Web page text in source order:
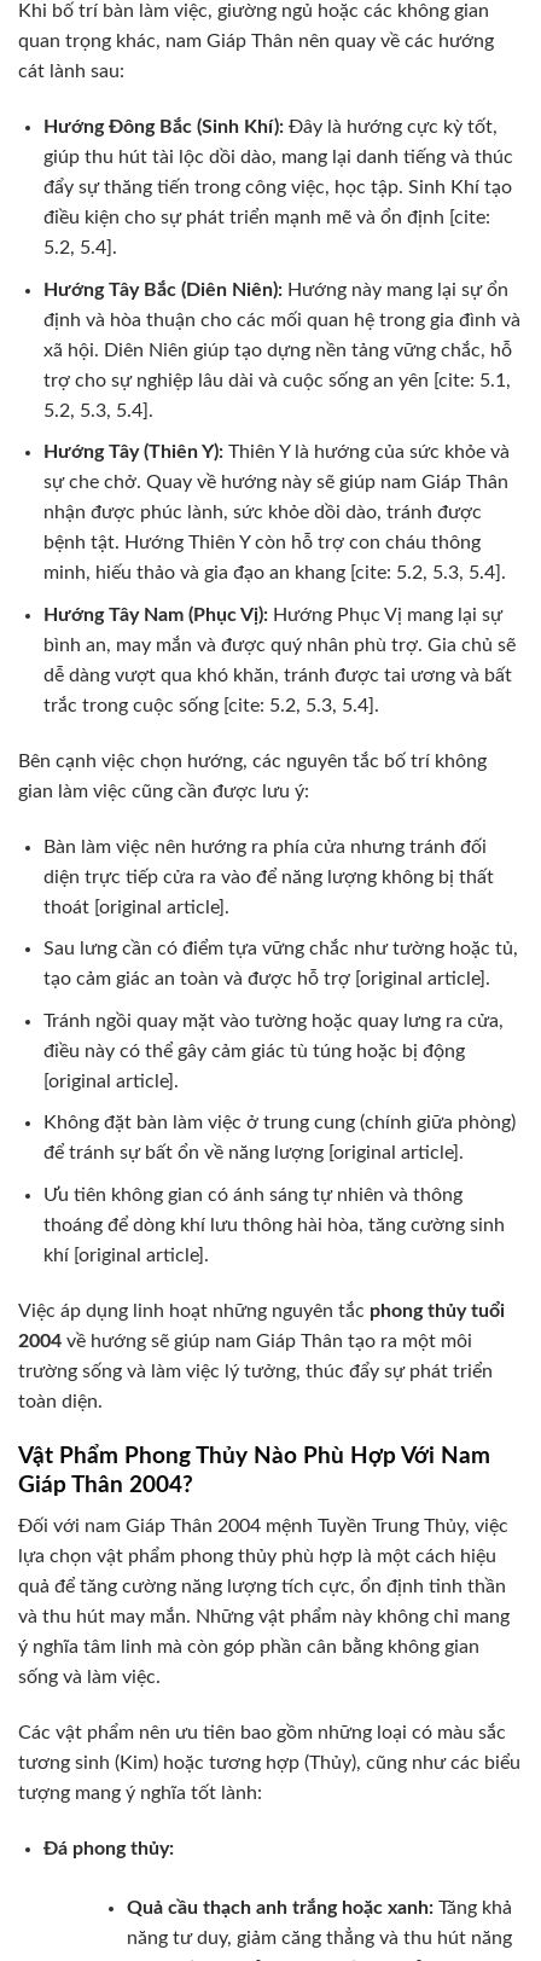
Khi bố trí bàn làm việc, giường ngủ hoặc các không gian
quan trọng khác, nam Giáp Thân nên quay về các hướng
cát lành sau:
Hướng Đông Bắc (Sinh Khí):Đây là hướng cực kỳ tốt,
giúp thu hút tài lộc dồi dào, mang lại danh tiếng và thúc
đẩy sự thăng tiến trong công việc, học tập. Sinh Khí tạo
điều kiện cho sự phát triển mạnh mẽ và ổn định [cite:
5.2, 5.4].
Hướng Tây Bắc (Diên Niên):Hướng này mang lại sự ổn
định và hòa thuận cho các mối quan hệ trong gia đình và
xã hội. Diên Niên giúp tạo dựng nền tảng vững chắc, hỗ
trợ cho sự nghiệp lâu dài và cuộc sống an yên [cite: 5.1,
5.2, 5.3, 5.4].
Hướng Tây (Thiên Y):Thiên Y là hướng của sức khỏe và
sự che chở. Quay về hướng này sẽ giúp nam Giáp Thân
nhận được phúc lành, sức khỏe dồi dào, tránh được
bệnh tật. Hướng Thiên Y còn hỗ trợ con cháu thông
minh, hiếu thảo và gia đạo an khang [cite: 5.2, 5.3, 5.4].
Hướng Tây Nam (Phục Vị):Hướng Phục Vị mang lại sự
bình an, may mắn và được quý nhân phù trợ. Gia chủ sẽ
dễ dàng vượt qua khó khăn, tránh được tai ương và bất
trắc trong cuộc sống [cite: 5.2, 5.3, 5.4].
Bên cạnh việc chọn hướng, các nguyên tắc bố trí không
gian làm việc cũng cần được lưu ý:
Bàn làm việc nên hướng ra phía cửa nhưng tránh đối
diện trực tiếp cửa ra vào để năng lượng không bị thất
thoát [original article].
Sau lưng cần có điểm tựa vững chắc như tường hoặc tủ,
tạo cảm giác an toàn và được hỗ trợ [original article].
Tránh ngồi quay mặt vào tường hoặc quay lưng ra cửa,
điều này có thể gây cảm giác tù túng hoặc bị động
[original article].
Không đặt bàn làm việc ở trung cung (chính giữa phòng)
để tránh sự bất ổn về năng lượng [original article].
Ưu tiên không gian có ánh sáng tự nhiên và thông
thoáng để dòng khí lưu thông hài hòa, tăng cường sinh
khí [original article].
Việc áp dụng linh hoạt những nguyên tắc phong thủy tuổi
2004 về hướng sẽ giúp nam Giáp Thân tạo ra một môi
trường sống và làm việc lý tưởng, thúc đẩy sự phát triển
toàn diện.
Vật Phẩm Phong Thủy Nào Phù Hợp Với Nam
Giáp Thân 2004?
Đối với nam Giáp Thân 2004 mệnh Tuyền Trung Thủy, việc
lựa chọn vật phẩm phong thủy phù hợp là một cách hiệu
quả để tăng cường năng lượng tích cực, ổn định tinh thần
và thu hút may mắn. Những vật phẩm này không chỉ mang
ý nghĩa tâm linh mà còn góp phần cân bằng không gian
sống và làm việc.
Các vật phẩm nên ưu tiên bao gồm những loại có màu sắc
tương sinh (Kim) hoặc tương hợp (Thủy), cũng như các biểu
tượng mang ý nghĩa tốt lành:
Đá phong thủy:
Quả cầu thạch anh trắng hoặc xanh:Tăng khả
năng tư duy, giảm căng thẳng và thu hút năng